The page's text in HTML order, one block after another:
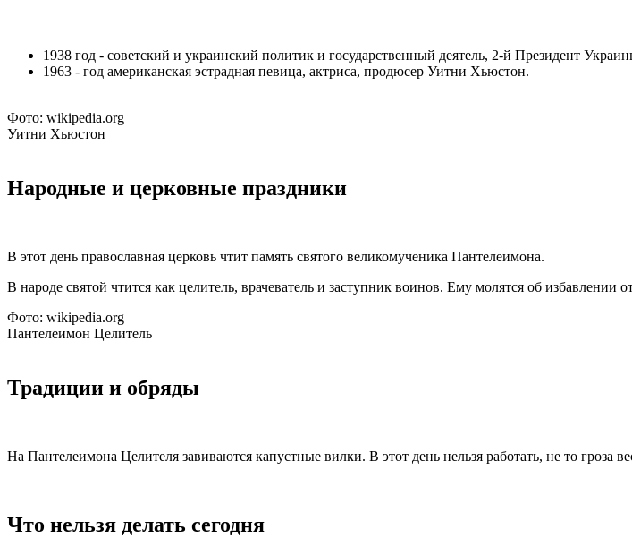
1938 год - советский и украинский политик и государственный деятель, 2-й Президент
1963 - год американская эстрадная певица, актриса, продюсер Уитни Хьюстон.
Фото: wikipedia.org
Уитни Хьюстон
Народные и церковные праздники
В этот день православная церковь чтит память святого великомученика Пантелеимона.
В народе святой чтится как целитель, врачеватель и заступник воинов. Ему молятся об избавлении
Фото: wikipedia.org
Пантелеимон Целитель
Традиции и обряды
На Пантелеимона Целителя завиваются капустные вилки. В этот день нельзя работать, не то гроза
Что нельзя делать сегодня